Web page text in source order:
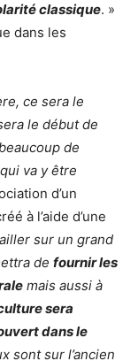
classique. »
dans les
ce sera le
le début de
de
va y être
d’un
à l’aide d’une
sur un grand
de fournir les
mais aussi à
sera
dans le
sont sur l’ancien